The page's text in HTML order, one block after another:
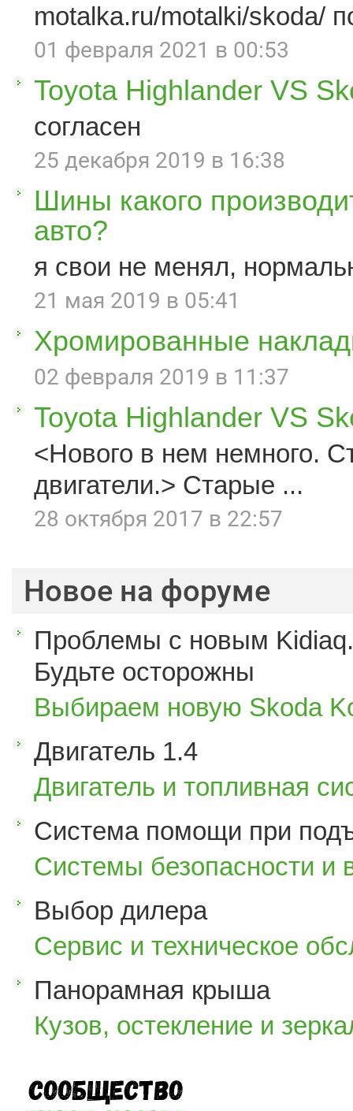
motalka.ru/motalki/skoda/
01 февраля 2021 в 00:53
Toyota Highlander VS
согласен
25 декабря 2019 в 16:38
Шины какого
авто?
я свои не менял,
21 мая 2019 в 05:41
Хромированные
02 февраля 2019 в 11:37
Toyota Highlander VS
<Нового в нем немного.
двигатели.> Старые ...
28 октября 2017 в 22:57
Новое на форуме
Проблемы с новым
Будьте осторожны
Выбираем новую Skoda
Двигатель 1.4
Двигатель и топливная
Система помощи при
Системы безопасности и
Выбор дилера
Сервис и техническое
Панорамная крыша
Кузов, остекление и